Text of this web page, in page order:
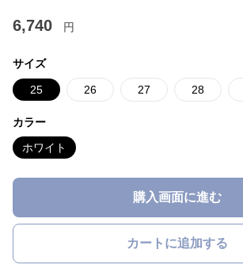
6,740 円
サイズ
25 26 27 28
カラー
ホワイト
購入画面に進む
カートに追加する